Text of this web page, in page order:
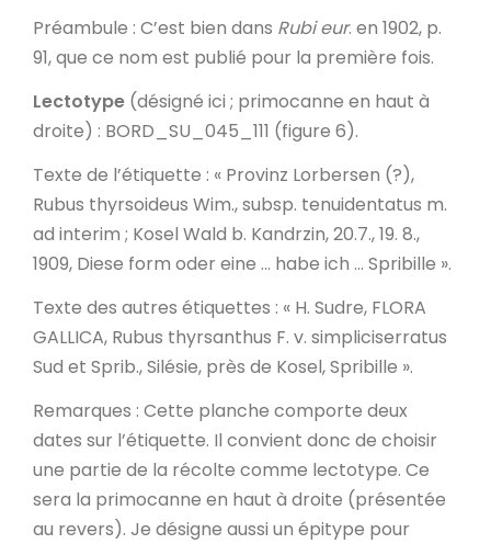
Préambule : C’est bien dans Rubi eur. en 1902, p.
91, que ce nom est publié pour la première fois.
Lectotype (désigné ici ; primocanne en haut à
droite) : BORD_SU_045_111 (figure 6).
Texte de l’étiquette : « Provinz Lorbersen (?),
Rubus thyrsoideus Wim., subsp. tenuidentatus m.
ad interim ; Kosel Wald b. Kandrzin, 20.7., 19. 8.,
1909, Diese form oder eine … habe ich … Spribille ».
Texte des autres étiquettes : « H. Sudre, FLORA
GALLICA, Rubus thyrsanthus F. v. simpliciserratus
Sud et Sprib., Silésie, près de Kosel, Spribille ».
Remarques : Cette planche comporte deux
dates sur l’étiquette. Il convient donc de choisir
une partie de la récolte comme lectotype. Ce
sera la primocanne en haut à droite (présentée
au revers). Je désigne aussi un épitype pour